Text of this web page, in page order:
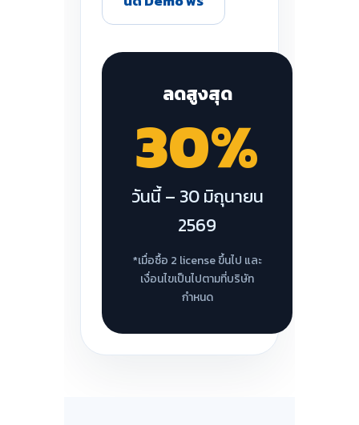
ลดสูงสุด
30%
วันนี้ – 30 มิถุนายน
2569
*เมื่อซื้อ 2 license ขึ้นไป และ
เงื่อนไขเป็นไปตามที่บริษัท
กำหนด